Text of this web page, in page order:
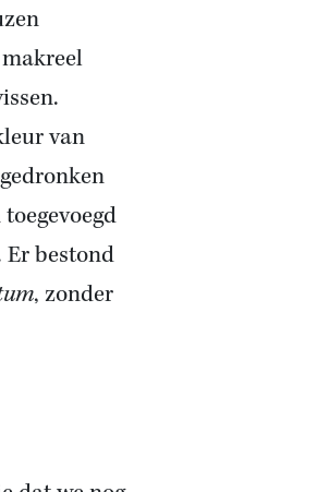
van
Er bestond
, zonder